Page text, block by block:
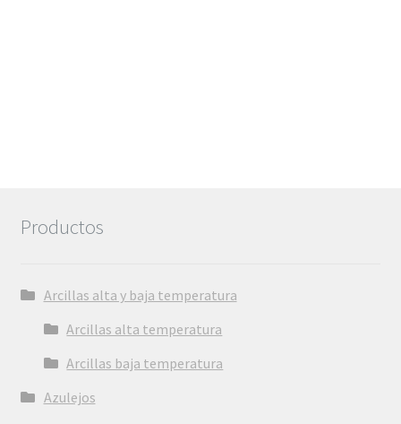
Productos
Arcillas alta y baja temperatura
Arcillas alta temperatura
Arcillas baja temperatura
Azulejos